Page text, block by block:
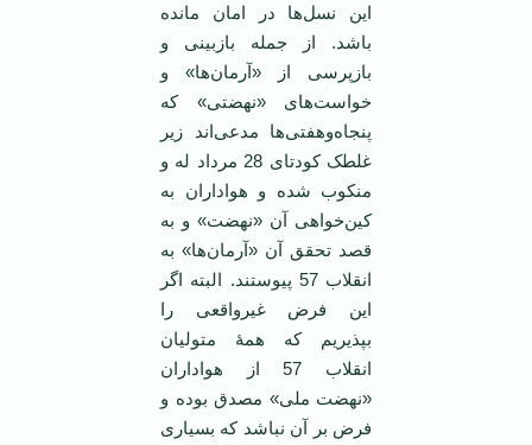
این نسل‌ها در امان مانده
باشد. از جمله بازبینی و
بازپرسی از «آرمان‌ها» و
خواست‌های «نهضتی» که
پنجاه‌وهفتی‌ها مدعی‌اند زیر
غلطک کودتای 28 مرداد له و
منکوب شده و هواداران به
کین‌خواهی آن «نهضت» و به
قصد تحقق آن «آرمان‌ها» به
انقلاب 57 پیوستند. البته اگر
این فرض غیرواقعی را
بپذیریم که همۀ متولیان
انقلاب 57 از هواداران
«نهضت ملی» مصدق بوده و
فرض بر آن‌ نباشد که بسیاری